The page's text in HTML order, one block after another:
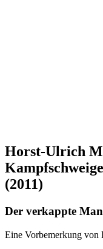
Horst-Ulrich
(2011)
Der verkappte
Eine Vorbemerkung von